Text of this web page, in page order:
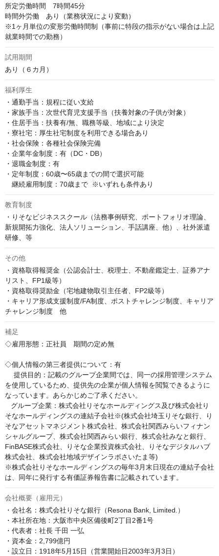
所定労働時間　7時間45分
時間外労働　あり（業務状況により変動）
※1ヶ月単位の変形労働時間制（事前に特段の指示がない場合は上記
就業時間での勤務）
試用期間
あり（６カ月）
福利厚生
・通勤手当：規程に従い支給
・家族手当：次世代育児支援手当（扶養対象の子供が対象）
・住居手当：扶養有/無、職務等級、地域により決定
・寮社宅：厚生社宅制度を利用できる場合あり
・社会保険：各種社会保険完備
・企業年金制度：有（DC・DB）
・退職金制度：有
・定年制度：60歳〜65歳までの間で選択可能
継続雇用制度：70歳まで  ※いずれも条件あり
教育制度
・りそなビジネススクール（法務事例研究、ポートフォリオ理論、
新規開拓力強化、法人ソリューション、手話講座、他）、社外派遣
研修、等
その他
・資格取得報奨金（公認会計士、税理士、不動産鑑定士、証券アナ
リスト、FP1級等）
・資格取得奨励金（宅地建物取引主任者、FP2級等）
・キャリア形成支援制度/FA制度、ポストチャレンジ制度、キャリア
チャレンジ制度　他
補足
◇雇用形態：正社員　期間の定め無
◇個人情報の第三者提供について：有
提供目的：記載のグループ企業間では、同一の採用管理システム
を使用しているため、提供先の企業が個人情報を閲覧できるように
なっています。あらかじめご了承ください。
そなホールディングスの連結子会社※(株式会社埼玉りそな銀行、り
そなアセットマネジメント株式会社、株式会社関西みらいフィナン
シャルグループ、株式会社関西みらい銀行、株式会社みなと銀行、
FinBASE株式会社、りそな企業投資株式会社、りそなデジタルハブ
株式会社、株式会社地域デザインラボさいたま等)
※株式会社りそなホールディングスの毎年3月末日現在の連結子会社
は、同年に発行する有価証券報告書に記載されています。
会社概要（雇用元）
・会社名：株式会社りそな銀行（Resona Bank, Limited.）
・本社所在地：大阪市中央区備後町2丁目2番1号
・代表者：社長 千田 一弘
・資本金：2,799億円
・設立日：1918年5月15日（営業開始日2003年3月3日）